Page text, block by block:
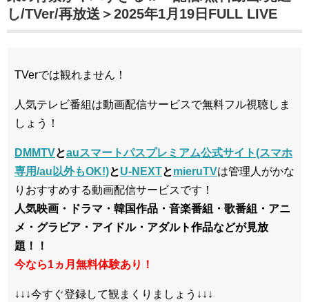
し/TVer/再放送＞2025年1月19日FULL LIVE
TVerでは観れません！
人気テレビ番組は動画配信サービスで無料フル視聴しま
しょう！
DMMTVとauスマートパスプレミアム公式サイト(スマホ
専用/au以外もOK!)とU-NEXTとmieruTVは管理人がかな
りおすすめする動画配信サービスです！
人気映画・ドラマ・韓国作品・音楽番組・歌番組・アニ
メ・グラビア・アイドル・アダルト作品などが見放
題！！
今なら1ヵ月無料体験あり！
↓↓↓今すぐ登録して観まくりましょう↓↓↓